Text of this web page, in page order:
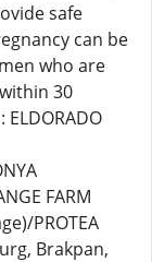
safe
can be
who are
30
ELDORADO
FARM
PROTEA
Brakpan,